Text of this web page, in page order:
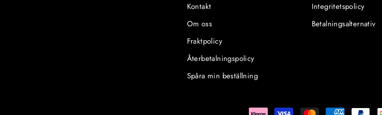
Kontakt
Om oss
Fraktpolicy
Återbetalningspolicy
Spåra min beställning
Integritetspolicy
Betalningsalternativ